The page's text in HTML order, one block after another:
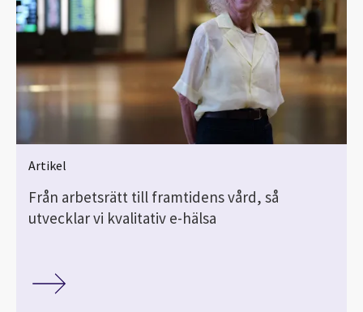
Artikel
Från arbetsrätt till framtidens vård, så
utvecklar vi kvalitativ e-hälsa